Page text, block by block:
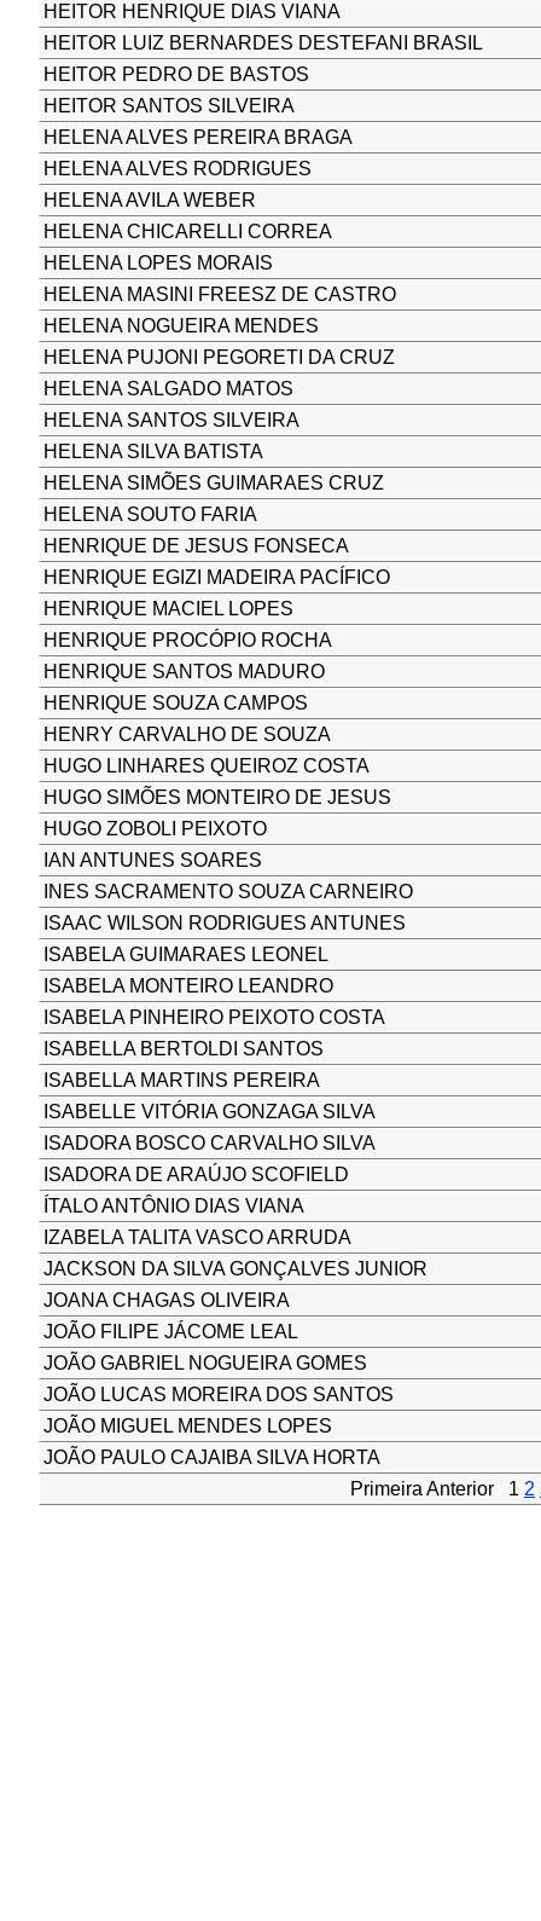
HEITOR HENRIQUE DIAS VIANA
HEITOR LUIZ BERNARDES DESTEFANI BRASIL
HEITOR PEDRO DE BASTOS
HEITOR SANTOS SILVEIRA
HELENA ALVES PEREIRA BRAGA
HELENA ALVES RODRIGUES
HELENA AVILA WEBER
HELENA CHICARELLI CORREA
HELENA LOPES MORAIS
HELENA MASINI FREESZ DE CASTRO
HELENA NOGUEIRA MENDES
HELENA PUJONI PEGORETI DA CRUZ
HELENA SALGADO MATOS
HELENA SANTOS SILVEIRA
HELENA SILVA BATISTA
HELENA SIMÕES GUIMARAES CRUZ
HELENA SOUTO FARIA
HENRIQUE DE JESUS FONSECA
HENRIQUE EGIZI MADEIRA PACÍFICO
HENRIQUE MACIEL LOPES
HENRIQUE PROCÓPIO ROCHA
HENRIQUE SANTOS MADURO
HENRIQUE SOUZA CAMPOS
HENRY CARVALHO DE SOUZA
HUGO LINHARES QUEIROZ COSTA
HUGO SIMÕES MONTEIRO DE JESUS
HUGO ZOBOLI PEIXOTO
IAN ANTUNES SOARES
INES SACRAMENTO SOUZA CARNEIRO
ISAAC WILSON RODRIGUES ANTUNES
ISABELA GUIMARAES LEONEL
ISABELA MONTEIRO LEANDRO
ISABELA PINHEIRO PEIXOTO COSTA
ISABELLA BERTOLDI SANTOS
ISABELLA MARTINS PEREIRA
ISABELLE VITÓRIA GONZAGA SILVA
ISADORA BOSCO CARVALHO SILVA
ISADORA DE ARAÚJO SCOFIELD
ÍTALO ANTÔNIO DIAS VIANA
IZABELA TALITA VASCO ARRUDA
JACKSON DA SILVA GONÇALVES JUNIOR
JOANA CHAGAS OLIVEIRA
JOÃO FILIPE JÁCOME LEAL
JOÃO GABRIEL NOGUEIRA GOMES
JOÃO LUCAS MOREIRA DOS SANTOS
JOÃO MIGUEL MENDES LOPES
JOÃO PAULO CAJAIBA SILVA HORTA
Primeira Anterior 1 2